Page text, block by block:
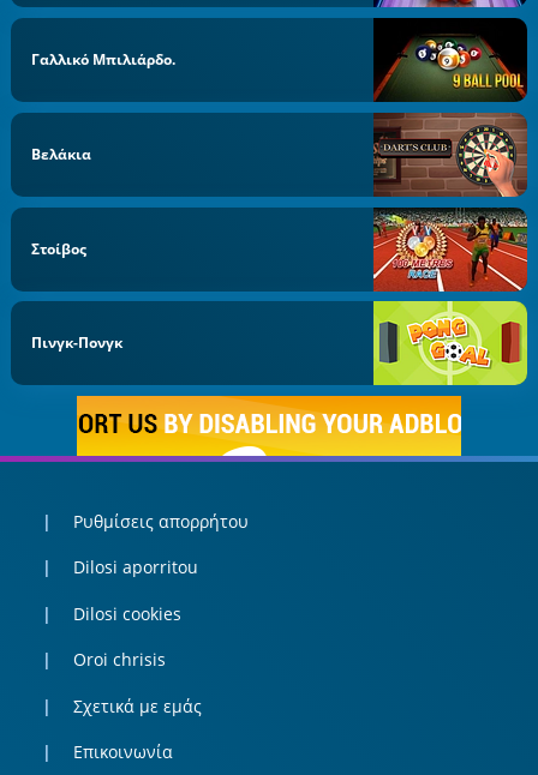
Γαλλικό Μπιλιάρδο.
Βελάκια
Στοίβος
Πινγκ-Πονγκ
Ρυθμίσεις απορρήτου
Dilosi aporritou
Dilosi cookies
Oroi chrisis
Σχετικά με εμάς
Επικοινωνία